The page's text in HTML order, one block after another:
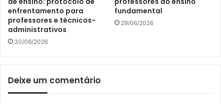
enfrentamento para
professores e técnicos-
administrativos
30/06/2026
fundamental
29/06/2026
Deixe um comentário